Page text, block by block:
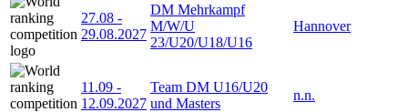
27.08 -
29.08.2027
DM Mehrkampf
M/W/U
23/U20/U18/U16
Hannover
11.09 -
12.09.2027
Team DM U16/U20
und Masters
n.n.